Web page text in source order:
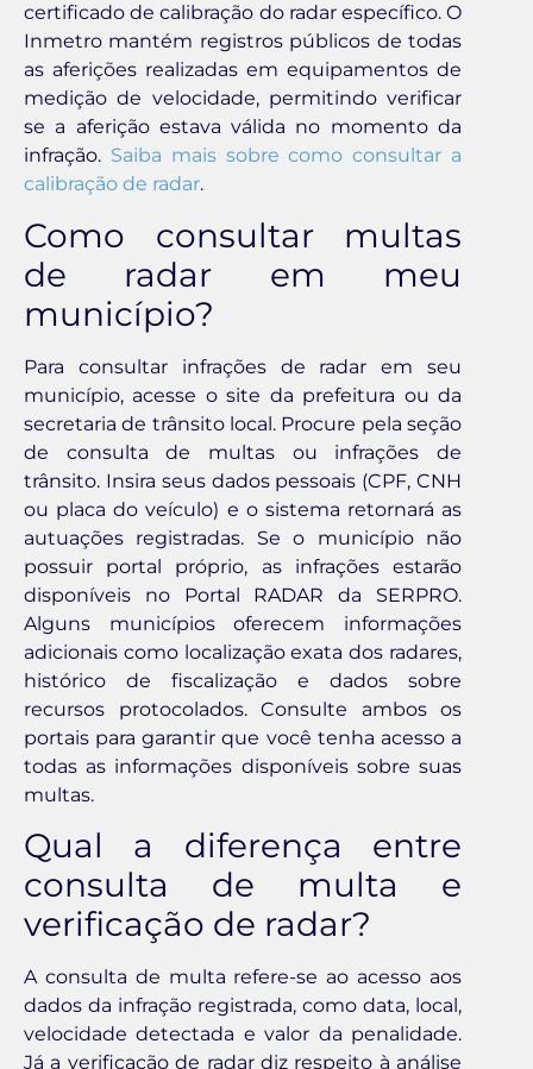
certificado de calibração do radar específico. O
Inmetro mantém registros públicos de todas
as aferições realizadas em equipamentos de
medição de velocidade, permitindo verificar
se a aferição estava válida no momento da
infração. Saiba mais sobre como consultar a
calibração de radar.
Como consultar multas
de radar em meu
município?
Para consultar infrações de radar em seu
município, acesse o site da prefeitura ou da
secretaria de trânsito local. Procure pela seção
de consulta de multas ou infrações de
trânsito. Insira seus dados pessoais (CPF, CNH
ou placa do veículo) e o sistema retornará as
autuações registradas. Se o município não
possuir portal próprio, as infrações estarão
disponíveis no Portal RADAR da SERPRO.
Alguns municípios oferecem informações
adicionais como localização exata dos radares,
histórico de fiscalização e dados sobre
recursos protocolados. Consulte ambos os
portais para garantir que você tenha acesso a
todas as informações disponíveis sobre suas
multas.
Qual a diferença entre
consulta de multa e
verificação de radar?
A consulta de multa refere-se ao acesso aos
dados da infração registrada, como data, local,
velocidade detectada e valor da penalidade.
Já a verificação de radar diz respeito à análise